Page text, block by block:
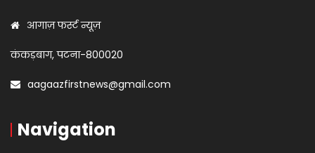
आगाज़ फर्स्ट न्यूज़
कंकड़बाग, पटना-800020
aagaazfirstnews@gmail.com
Navigation